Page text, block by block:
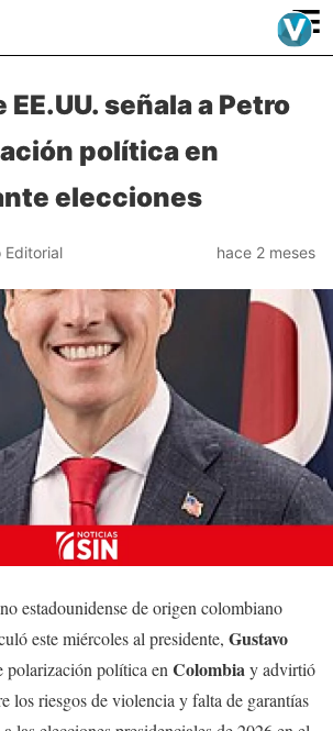
≡
EE.UU. señala a Petro
política en
elecciones
Editorial hace 2 meses
estadounidense de origen colombiano
este miércoles al presidente, Gustavo
polarización política en Colombiay advirtió
los riesgos de violencia y falta de garantías